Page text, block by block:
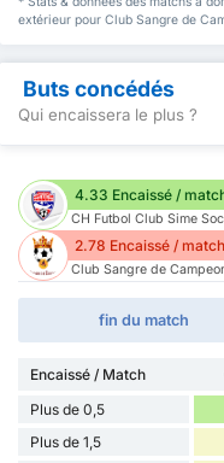
extérieur pour Club Sangre de
Buts concédés
Qui encaissera le plus ?
4.33 Encaissé /
CH Futbol Club Sime
2.78 Encaissé / match
Club Sangre de
fin du match
Encaissé / Match
Plus de 0,5
Plus de 1,5